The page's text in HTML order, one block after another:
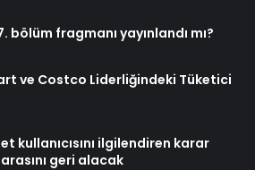
bölüm fragmanı yayınlandı mı?
ve Costco Liderliğindeki Tüketici
kullanıcısını ilgilendiren karar
geri alacak